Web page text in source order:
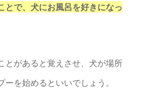
とで、犬にお風呂を好きになっ
とがあると覚えさせ、犬が場所
を始めるといいでしょう。